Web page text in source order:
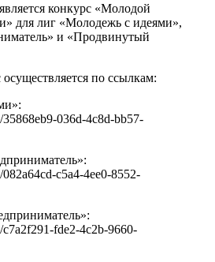
конкурс «Молодой
для лиг «Молодежь с идеями»,
и «Продвинутый
по ссылкам:
35868eb9-036d-4c8d-bb57-
c5a4-4ee0-8552-
c7a2f291-fde2-4c2b-9660-